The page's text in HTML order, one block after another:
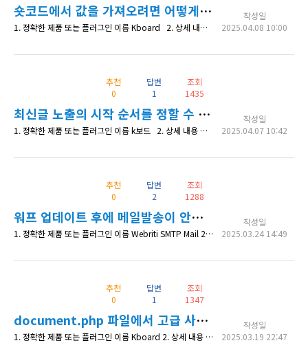
숏코드에서 값을 가져오려면 어떻게 해야하나요?
1. 정확한 제품 또는 플러그인 이름 Kboard 2. 상세 내용 latest.php 의 .kboard-latest-container { height: 400px;} css코드를 넣었습니다. height: 400px 이 400px값을 [kboard_latest id="2" url="" rpp="15" container="220"] 숏코드의 container="220" 값에서 가져오고 싶습니다. kboard/
작성일
2025.04.08 10:00
추천
0
답변
1
조회
1435
최신글 노출의 시작 순서를 정할 수 있나요?
1. 정확한 제품 또는 플러그인 이름 k보드 2. 상세 내용 최신글의 경우 1-5 번까지 나오는데 이것을 2-5번 이렇게 나오게도 설정이 가능할까요? 2번째글 1개만 또는 3번째 글 1개만 나오도록요... 3. 확인 가능한 상세 페이지 주소 4. 수정한 코드 내역 (있다면)
작성일
2025.04.07 10:42
추천
0
답변
2
조회
1288
워프 업데이트 후에 메일발송이 안됩니다.
1. 정확한 제품 또는 플러그인 이름 Webriti SMTP Mail 2. 상세 내용 워드프레스를 6.7.2로 업데이트 후에 이메일 발송이 안되고 있습니다. Webriti SMTP Mail 에서 테스트 메일을 발송했더니 발송실패 메시지와 2025-03-24 05:43:52 CLIENT -> SERVER: QUIT 2025-03-24 05:43:52 SMTP INBOUND: "221 2.0.0 Closing c
작성일
2025.03.24 14:49
추천
0
답변
1
조회
1347
document.php 파일에서 고급 사용자용 고유주소를 표시하는 방법이 있을까요?
1. 정확한 제품 또는 플러그인 이름 Kboard 2. 상세 내용 수고하십니다~ *^^* 케이보드 스킨을 커스텀해서 서류결재(예:지출결의서)를 받는 용도로 사용하려고 합니다. 플러그인 형태로 만들었고 document.php 안에 숏코드를 넣어서 표현되게 했습니다. 서류결재창과 Kboard가 별도라서 두개를 이어줄 키값으로 "고급 사용자용 고유주소"을 생각했습니다. editor.php에서 저장하기를 클릭하면 게
작성일
2025.03.19 22:47